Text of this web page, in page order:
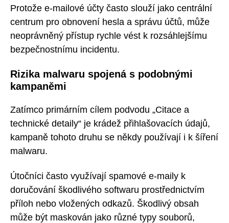
Protože e-mailové účty často slouží jako centrální
centrum pro obnovení hesla a správu účtů, může
neoprávněný přístup rychle vést k rozsáhlejšímu
bezpečnostnímu incidentu.
Rizika malwaru spojená s podobnými
kampaněmi
Zatímco primárním cílem podvodu „Citace a
technické detaily“ je krádež přihlašovacích údajů,
kampaně tohoto druhu se někdy používají i k šíření
malwaru.
Útočníci často využívají spamové e-maily k
doručování škodlivého softwaru prostřednictvím
příloh nebo vložených odkazů. Škodlivý obsah
může být maskován jako různé typy souborů,